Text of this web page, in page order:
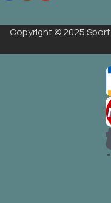
Copyright © 2025